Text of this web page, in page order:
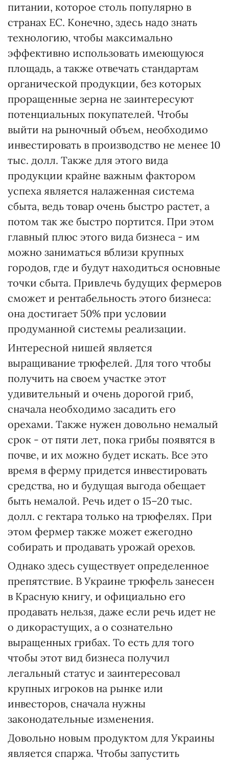
питании, которое столь популярно в
странах ЕС. Конечно, здесь надо знать
технологию, чтобы максимально
эффективно использовать имеющуюся
площадь, а также отвечать стандартам
органической продукции, без которых
проращенные зерна не заинтересуют
потенциальных покупателей. Чтобы
выйти на рыночный объем, необходимо
инвестировать в производство не менее 10
тыс. долл. Также для этого вида
продукции крайне важным фактором
успеха является налаженная система
сбыта, ведь товар очень быстро растет, а
потом так же быстро портится. При этом
главный плюс этого вида бизнеса - им
можно заниматься вблизи крупных
городов, где и будут находиться основные
точки сбыта. Привлечь будущих фермеров
сможет и рентабельность этого бизнеса:
она достигает 50% при условии
продуманной системы реализации.
Интересной нишей является
выращивание трюфелей. Для того чтобы
получить на своем участке этот
удивительный и очень дорогой гриб,
сначала необходимо засадить его
орехами. Также нужен довольно немалый
срок - от пяти лет, пока грибы появятся в
почве, и их можно будет искать. Все это
время в ферму придется инвестировать
средства, но и будущая выгода обещает
быть немалой. Речь идет о 15–20 тыс.
долл. с гектара только на трюфелях. При
этом фермер также может ежегодно
собирать и продавать урожай орехов.
Однако здесь существует определенное
препятствие. В Украине трюфель занесен
в Красную книгу, и официально его
продавать нельзя, даже если речь идет не
о дикорастущих, а о сознательно
выращенных грибах. То есть для того
чтобы этот вид бизнеса получил
легальный статус и заинтересовал
крупных игроков на рынке или
инвесторов, сначала нужны
законодательные изменения.
Довольно новым продуктом для Украины
является спаржа. Чтобы запустить